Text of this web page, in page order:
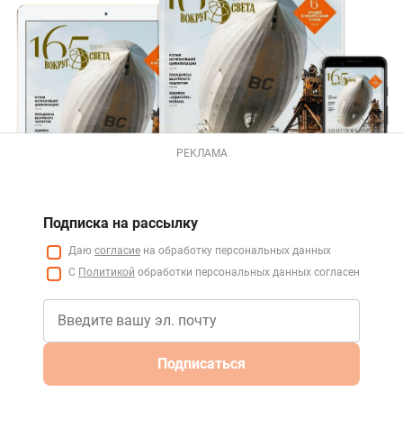
РЕКЛАМА
Подписка на рассылку
Даю согласие на обработку персональных данных
С Политикой обработки персональных данных согласен
Подписаться